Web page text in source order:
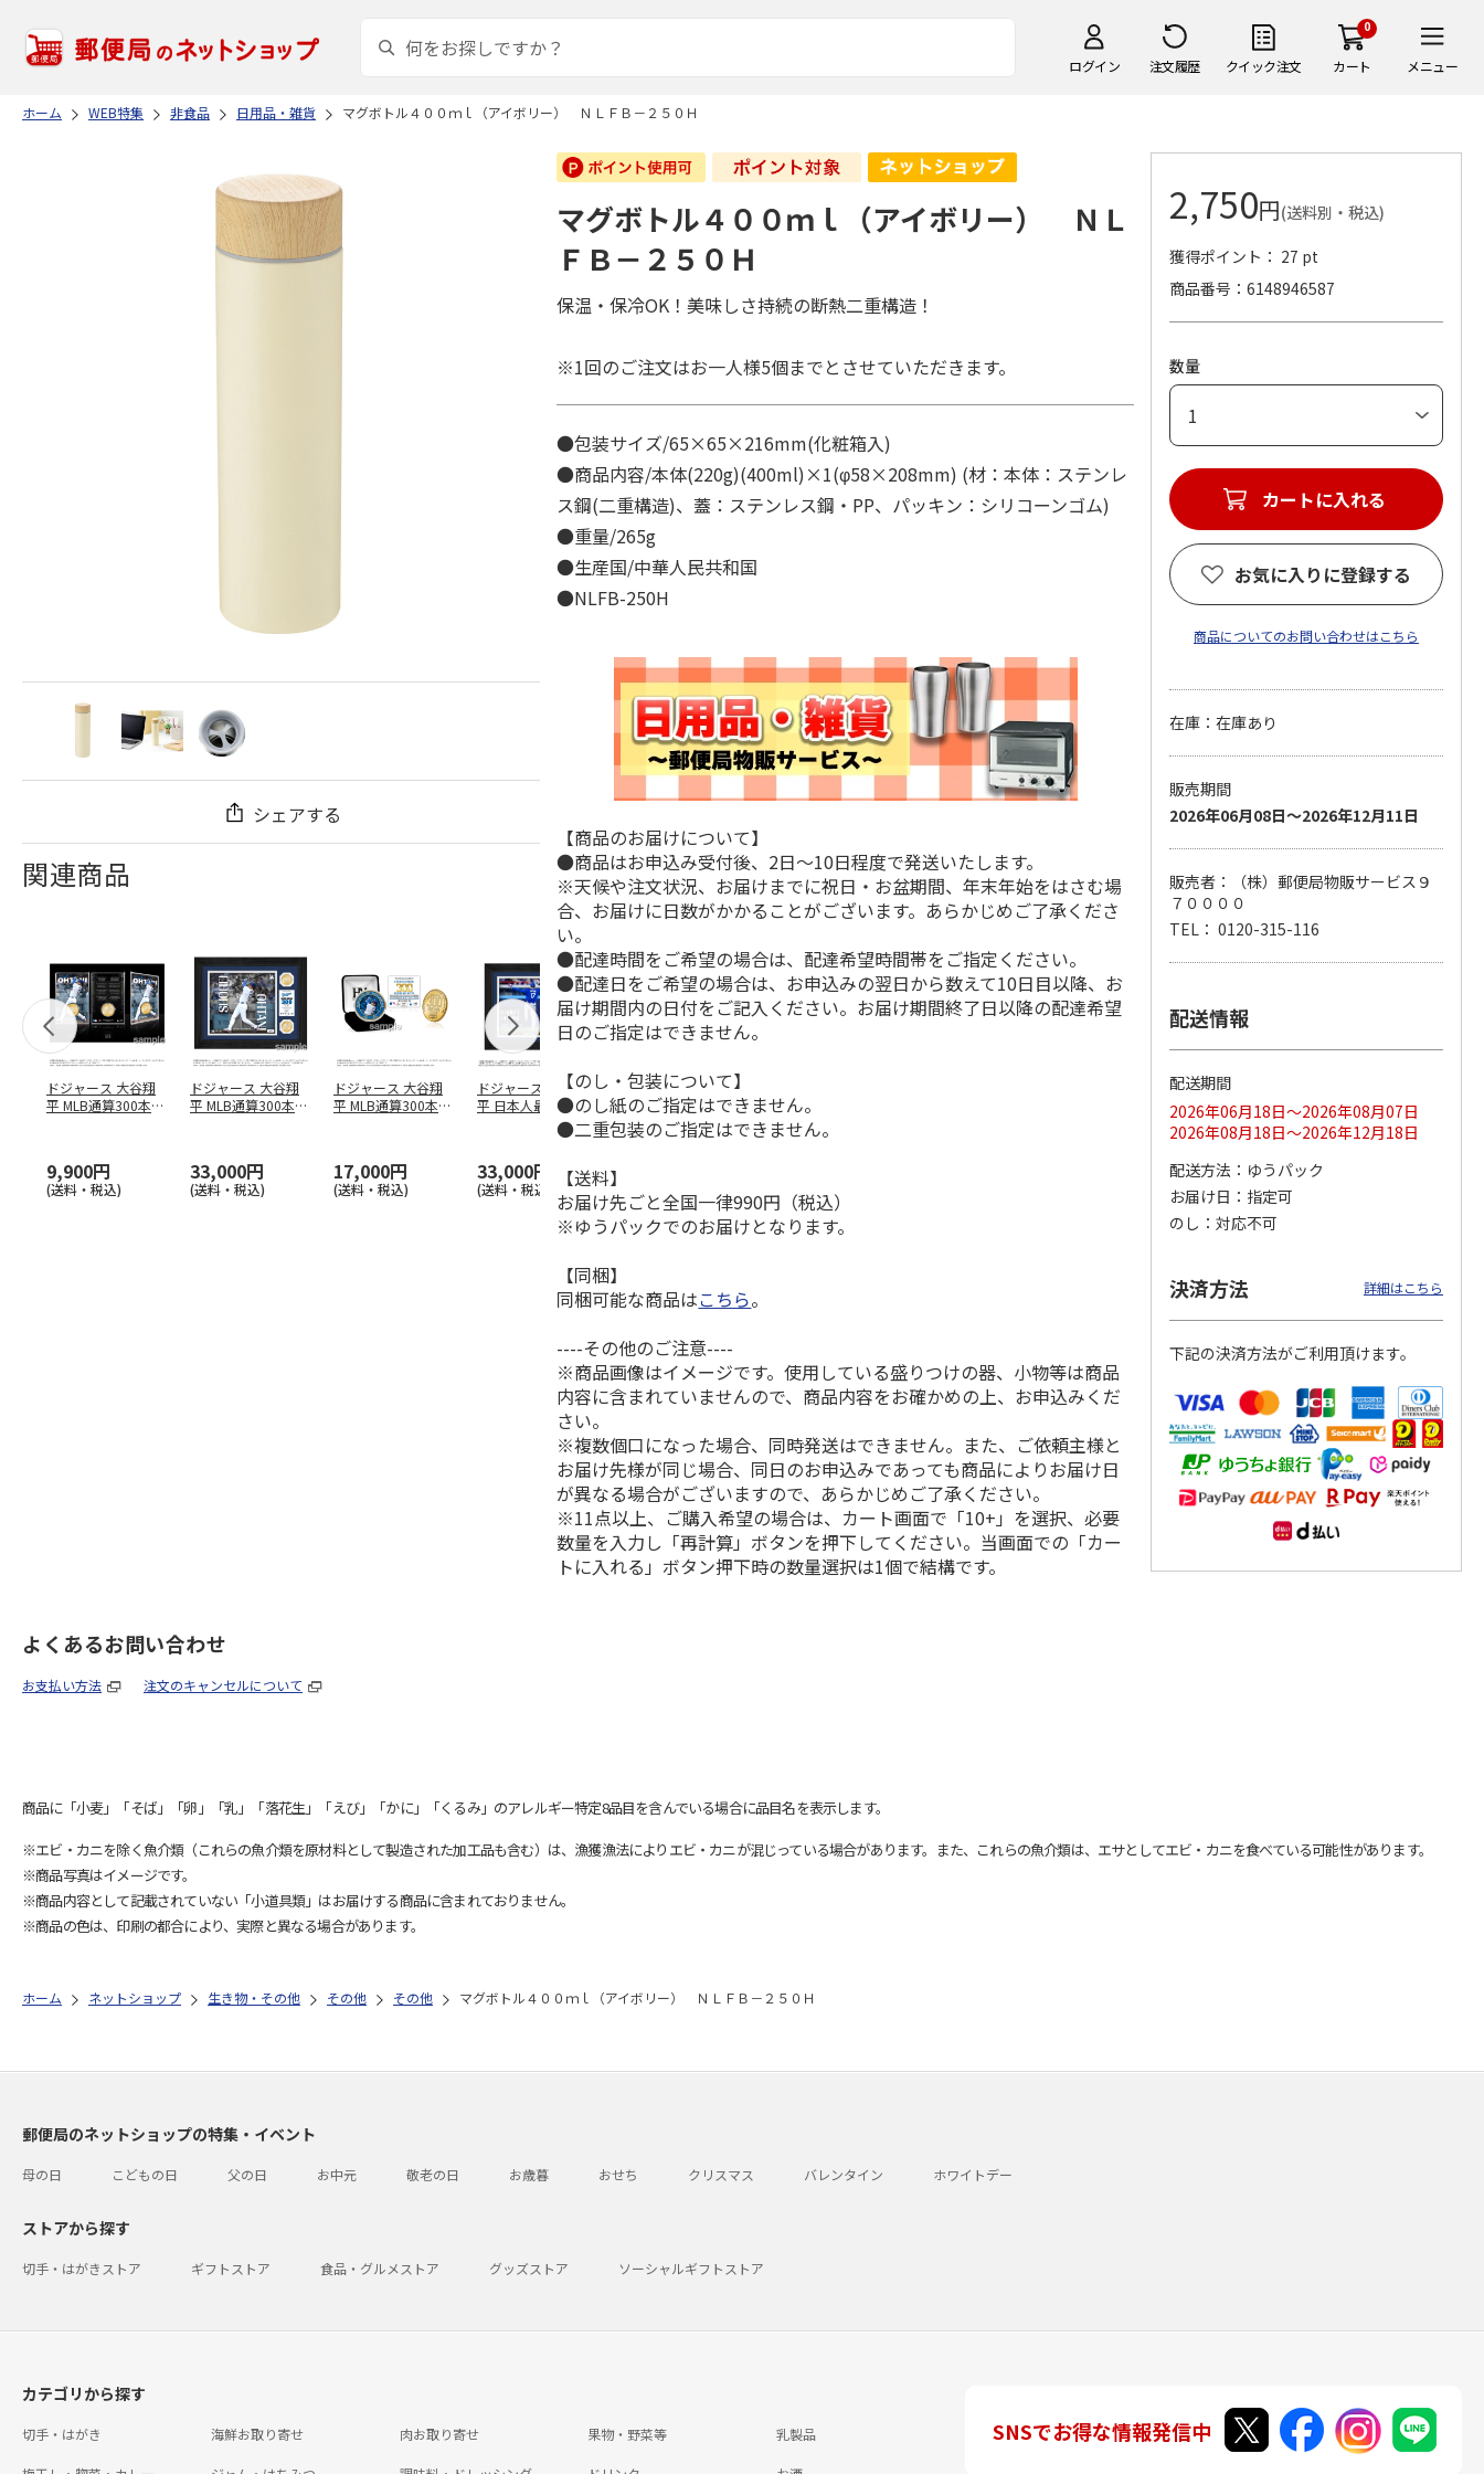
ログイン 注文履歴 クイック注文
0
カート メニュー
ホーム WEB特集 非食品 日用品・雑貨 マグボトル４００ｍｌ（アイボリー） ＮＬＦＢ－２５０Ｈ
シェアする
関連商品
ドジャース 大谷翔
平 MLB通算300本塁
9,900円
(送料・税込)
ドジャース 大谷翔
平 MLB通算300本塁
33,000円
(送料・税込)
ドジャース 大谷翔
平 MLB通算300本塁
17,000円
(送料・税込)
ドジャース 大谷翔
平 日本人最多53試
合連続出塁記念 ダ
33,000円
(送料・税込)
MLB ドジャース 大
谷翔平 2026 NL 3・
4月投手…
平 日本人最多53試
合連続出塁記念 コ
イ…
ドジャース 大谷翔
平 日本人最多53試
合連続出塁記念 シ
ル…
17,000円
(送料・税込)
谷翔平 2026 NL 3・
4月投手…
マグボトル４００ｍｌ（アイボリー） ＮＬ
ＦＢ－２５０Ｈ
保温・保冷OK！美味しさ持続の断熱二重構造！
※1回のご注文はお一人様5個までとさせていただきます。
●包装サイズ/65×65×216mm(化粧箱入)
●商品内容/本体(220g)(400ml)×1(φ58×208mm) (材：本体：ステンレ
ス鋼(二重構造)、蓋：ステンレス鋼・PP、パッキン：シリコーンゴム)
●重量/265g
●生産国/中華人民共和国
●NLFB-250H
【商品のお届けについて】
●商品はお申込み受付後、2日～10日程度で発送いたします。
※天候や注文状況、お届けまでに祝日・お盆期間、年末年始をはさむ場
合、お届けに日数がかかることがございます。あらかじめご了承くださ
い。
●配達時間をご希望の場合は、配達希望時間帯をご指定ください。
●配達日をご希望の場合は、お申込みの翌日から数えて10日目以降、お
届け期間内の日付をご記入ください。お届け期間終了日以降の配達希望
日のご指定はできません。
【のし・包装について】
●のし紙のご指定はできません。
●二重包装のご指定はできません。
【送料】
お届け先ごと全国一律990円（税込）
※ゆうパックでのお届けとなります。
【同梱】
同梱可能な商品はこちら。
----その他のご注意----
※商品画像はイメージです。使用している盛りつけの器、小物等は商品
内容に含まれていませんので、商品内容をお確かめの上、お申込みくだ
さい。
※複数個口になった場合、同時発送はできません。また、ご依頼主様と
お届け先様が同じ場合、同日のお申込みであっても商品によりお届け日
が異なる場合がございますので、あらかじめご了承ください。
※11点以上、ご購入希望の場合は、カート画面で「10+」を選択、必要
数量を入力し「再計算」ボタンを押下してください。当画面での「カー
トに入れる」ボタン押下時の数量選択は1個で結構です。
2,750円(送料別・税込)
獲得ポイント： 27 pt
商品番号
6148946587
数量
カートに入れる
お気に入りに登録する
商品についてのお問い合わせはこちら
在庫：在庫あり
販売期間
2026年06月08日～2026年12月11日
販売者：（株）郵便局物販サービス９
７００００
TEL： 0120-315-116
配送情報
配送期間
2026年06月18日～2026年08月07日
2026年08月18日～2026年12月18日
配送方法
ゆうパック
お届け日
指定可
のし
対応不可
決済方法 詳細はこちら
下記の決済方法がご利用頂けます。
よくあるお問い合わせ
お支払い方法 注文のキャンセルについて
商品に「小麦」「そば」「卵」「乳」「落花生」「えび」「かに」「くるみ」のアレルギー特定8品目を含んでいる場合に品目名を表示します。
※エビ・カニを除く魚介類（これらの魚介類を原材料として製造された加工品も含む）は、漁獲漁法によりエビ・カニが混じっている場合があります。また、これらの魚介類は、エサとしてエビ・カニを食べている可能性があります。
※商品写真はイメージです。
※商品内容として記載されていない「小道具類」はお届けする商品に含まれておりません。
※商品の色は、印刷の都合により、実際と異なる場合があります。
ホーム ネットショップ 生き物・その他 その他 その他 マグボトル４００ｍｌ（アイボリー） ＮＬＦＢ－２５０Ｈ
郵便局のネットショップの特集・イベント
母の日 こどもの日 父の日 お中元 敬老の日 お歳暮 おせち クリスマス バレンタイン ホワイトデー
ストアから探す
切手・はがきストア ギフトストア 食品・グルメストア グッズストア ソーシャルギフトストア
カテゴリから探す
切手・はがき 海鮮お取り寄せ 肉お取り寄せ 果物・野菜等 乳製品 SNSでお得な情報発信中